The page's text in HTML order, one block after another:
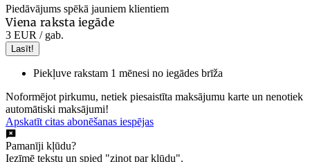
Piedāvājums spēkā jauniem klientiem
Viena raksta iegāde
3 EUR / gab.
Lasīt!
Piekļuve rakstam 1 mēnesi no iegādes brīža
Noformējot pirkumu, netiek piesaistīta maksājumu karte un nenotiek
automātiski maksājumi!
Apskatīt citas abonēšanas iespējas
Pamanīji kļūdu?
Iezīmē tekstu un spied "ziņot par kļūdu".